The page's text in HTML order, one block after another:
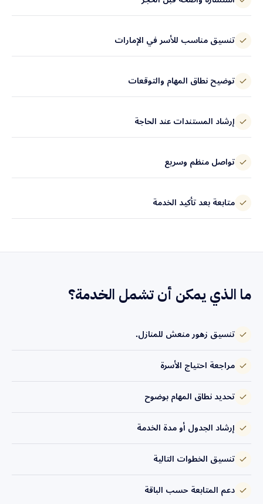
تنسيق مناسب للأسر في الإمارات
توضيح نطاق المهام والتوقعات
إرشاد المستندات عند الحاجة
تواصل منظم وسريع
متابعة بعد تأكيد الخدمة
ما الذي يمكن أن تشمل الخدمة؟
تنسيق زهور منعش للمنازل.
مراجعة احتياج الأسرة
تحديد نطاق المهام بوضوح
إرشاد الجدول أو مدة الخدمة
تنسيق الخطوات التالية
دعم المتابعة حسب الباقة